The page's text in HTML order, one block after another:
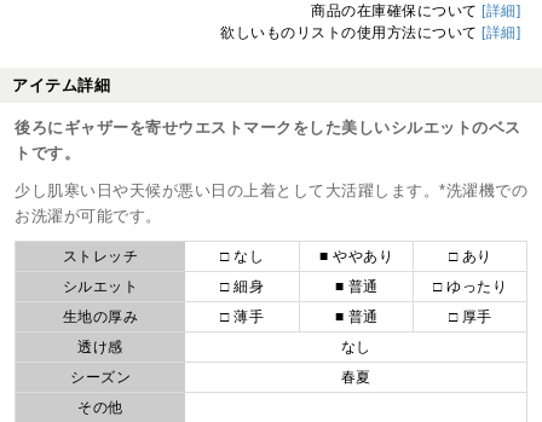
商品の在庫確保について [詳細]
欲しいものリストの使用方法について [詳細]
アイテム詳細
後ろにギャザーを寄せウエストマークをした美しいシルエットのベス
トです。
少し肌寒い日や天候が悪い日の上着として大活躍します。*洗濯機での
お洗濯が可能です。
ストレッチ □ なし ■ ややあり
□ あり
シルエット
□ 細身 ■ 普通
□ ゆったり
生地の厚み
□ 薄手 ■ 普通
□ 厚手
透け感
なし
シーズン
春夏
その他